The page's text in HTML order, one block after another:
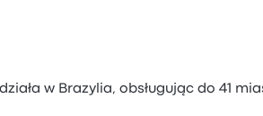
w Brazylia, obsługując do 41